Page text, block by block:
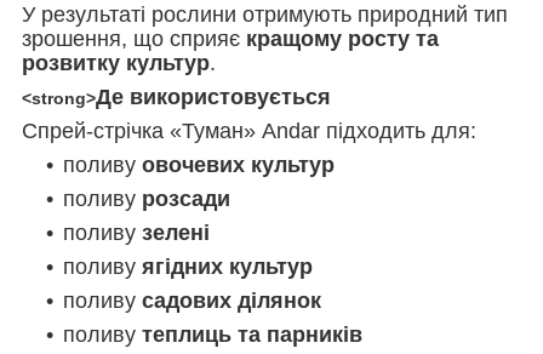
У результаті рослини отримують природний тип
зрошення, що сприяє кращому росту та
розвитку культур.
<strong>Де використовується
Спрей-стрічка «Туман» Andar підходить для:
поливу овочевих культур
поливу розсади
поливу зелені
поливу ягідних культур
поливу садових ділянок
поливу теплиць та парників